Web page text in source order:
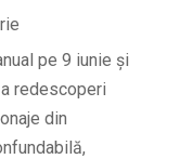
pe 9 iunie și
redescoperi
din